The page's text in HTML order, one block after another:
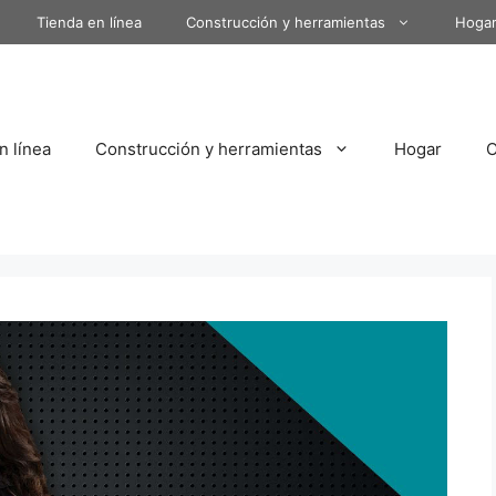
Tienda en línea Construcción y herramientas Hogar
línea Construcción y herramientas Hogar